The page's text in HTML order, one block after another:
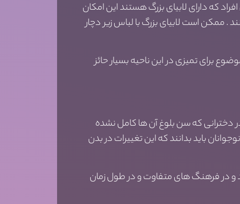
که دارای لابیای بزرگ هستند این امکان
ممکن است لابیای بزرگ با لباس زیر دچار
برای تمیزی در این ناحیه بسیار حائز
دخترانی که سن بلوغ آن ها کامل نشده
باید بدانند که این تغییرات در بدن
و در فرهنگ های متفاوت و در طول زمان